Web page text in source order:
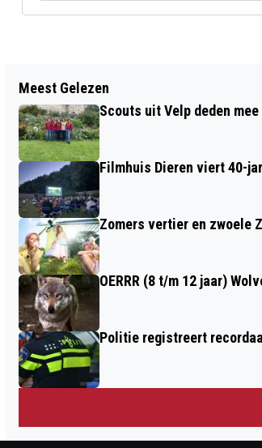
WERKZAAMHEDEN
DUS TWEE WEEKENDEN IN
DICHT
Meest Gelezen
Scouts uit Velp deden
Filmhuis Dieren viert 40-
Zomers vertier en zwoele
OERRR (8 t/m 12 jaar)
Politie registreert